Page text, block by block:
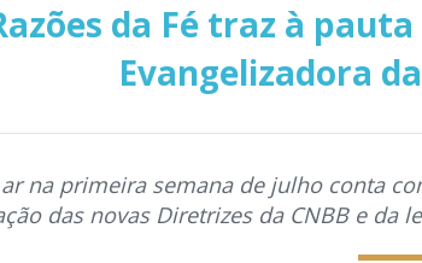
da Fé traz à
Evangelizadora
na primeira semana de julho conta
das novas Diretrizes da CNBB e